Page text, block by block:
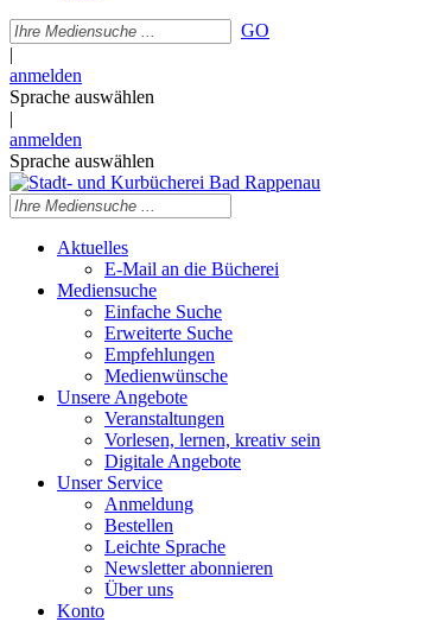
GO
|
anmelden
Sprache auswählen
|
anmelden
Sprache auswählen
Aktuelles
E-Mail an die Bücherei
Mediensuche
Einfache Suche
Erweiterte Suche
Empfehlungen
Medienwünsche
Unsere Angebote
Veranstaltungen
Vorlesen, lernen, kreativ sein
Digitale Angebote
Unser Service
Anmeldung
Bestellen
Leichte Sprache
Newsletter abonnieren
Über uns
Konto